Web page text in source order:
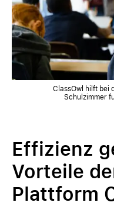
ClassOwl hilft bei
Schulzimmer
Effizienz
Vorteile
Plattform